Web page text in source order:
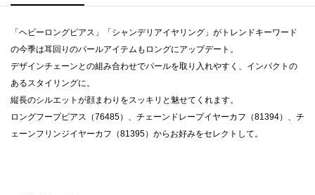
「ヘビーロングピアス」「シャンデリアイヤリング」がトレンドキーワード
の今季は耳回りのパールアイテムもロングにアップデート。
デザインチェーンとの組み合わせでパールを取り入れやすく、インパクトの
あるスタイリングに。
縦長のシルエットが顔まわりをスッキリと魅せてくれます。
ロングフープピアス（76485）、チェーンドレープイヤーカフ（81394）、チ
ェーンフリンジイヤーカフ（81395）からお好みをセレクトして。